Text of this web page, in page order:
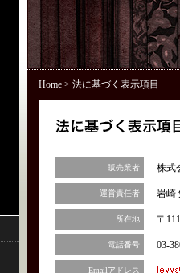
Home> 法に基づく表示項目
販売業者 株式
運営責任者 岩崎
所在地 〒
電話番号 03-
Emailアドレス